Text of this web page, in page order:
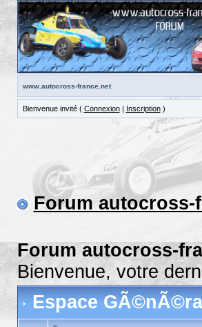
www.autocross-france.net
Bienvenue invité ( Connexion| Inscription)
Forum autocross-
Forum autocross-
Bienvenue, votre
Espace